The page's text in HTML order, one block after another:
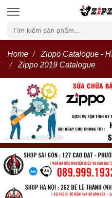
Home
Zippo Catalogue -
Zippo 2019 Catalogue